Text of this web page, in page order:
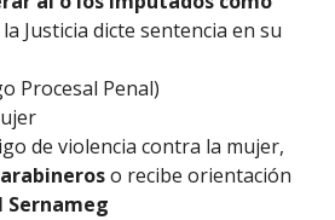
Justicia dicte sentencia en su
Procesal Penal)
de violencia contra la mujer,
o recibe orientación
Sernameg